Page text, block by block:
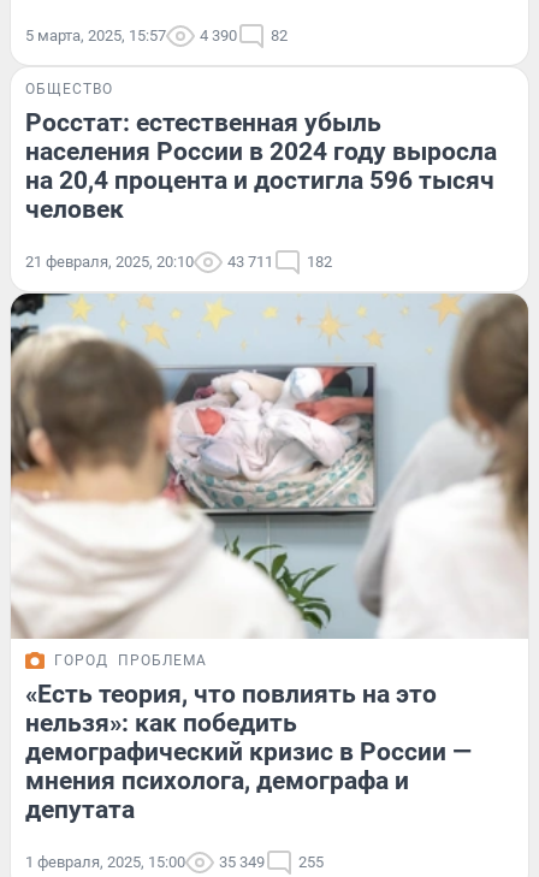
5 марта, 2025, 15:57 4 390 82
ОБЩЕСТВО
Росстат: естественная убыль
населения России в 2024 году выросла
на 20,4 процента и достигла 596 тысяч
человек
21 февраля, 2025, 20:10 43 711 182
ГОРОД ПРОБЛЕМА
«Есть теория, что повлиять на это
нельзя»: как победить
демографический кризис в России —
мнения психолога, демографа и
депутата
1 февраля, 2025, 15:00 35 349 255